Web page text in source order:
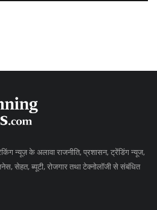
न्यूज़ के अलावा राजनीति, प्रशासन, ट्रेंडिंग न्यूज,
सेहत, ब्यूटी, रोजगार तथा टेक्नोलॉजी से संबंधित